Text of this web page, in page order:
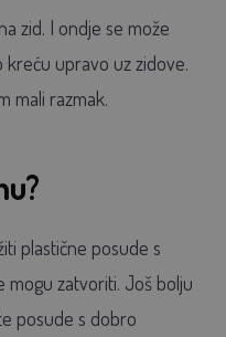
zid. I ondje se može
kreću upravo uz zidove.
mali razmak.
plastične posude s
mogu zatvoriti. Još bolju
posude s dobro